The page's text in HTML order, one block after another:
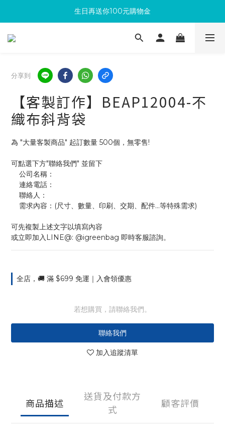
滿300回饋10%購物金
生日再送你100元購物金
加入成為新會員 馬上領取50元購物金
分享到
【客製訂作】BEAP12004-不
織布斜背袋
為 "大量客製商品" 起訂數量 500個，無零售!
可點選下方"聯絡我們" 並留下
    公司名稱：
    連絡電話：
    聯絡人：
    需求內容：(尺寸、數量、印刷、交期、配件...等特殊需求)
可先複製上述文字以填寫內容
或立即加入LINE@: @igreenbag 即時客服諮詢。
全店，🚚 滿 $699 免運｜入會領優惠
若想購買，請聯絡我們。
聯絡我們
加入追蹤清單
商品描述
送貨及付款方
式
顧客評價